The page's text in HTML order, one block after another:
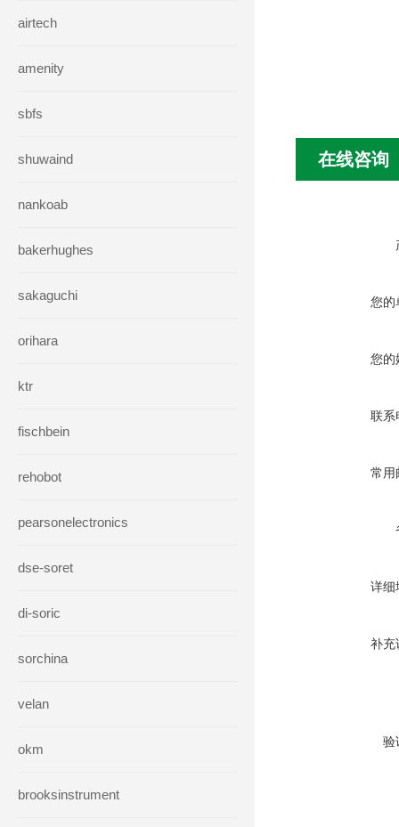
airtech
amenity
sbfs
shuwaind
nankoab
bakerhughes
sakaguchi
orihara
ktr
fischbein
rehobot
pearsonelectronics
dse-soret
di-soric
sorchina
velan
okm
brooksinstrument
在线咨询
您的
您的
联系
常用
详细
补充
验